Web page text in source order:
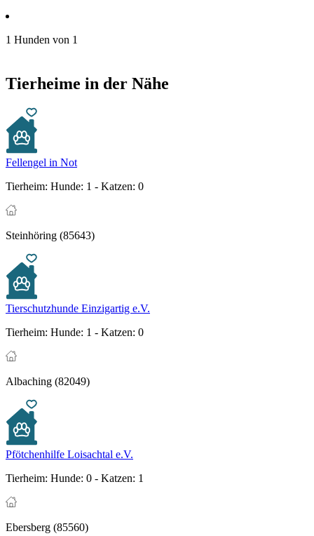
1 Hunden von 1
Tierheime in der Nähe
Fellengel in Not
Tierheim: Hunde: 1 - Katzen: 0
Steinhöring (85643)
Tierschutzhunde Einzigartig e.V.
Tierheim: Hunde: 1 - Katzen: 0
Albaching (82049)
Pfötchenhilfe Loisachtal e.V.
Tierheim: Hunde: 0 - Katzen: 1
Ebersberg (85560)